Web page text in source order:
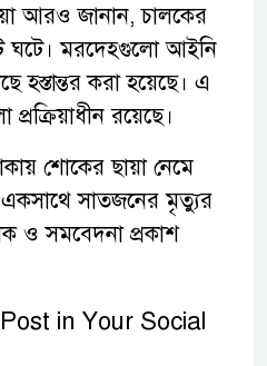
আরও জানান, চালকের
ঘটে। মরদেহগুলো আইনি
হস্তান্তর করা হয়েছে। এ
রয়েছে।
শোকের ছায়া নেমে
সাতজনের মৃত্যুর
ও সমবেদনা প্রকাশ
in Your Social